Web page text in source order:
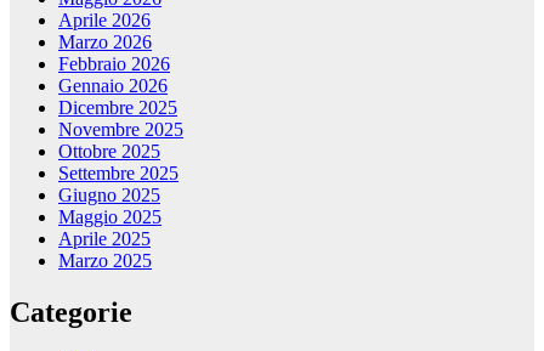
Aprile 2026
Marzo 2026
Febbraio 2026
Gennaio 2026
Dicembre 2025
Novembre 2025
Ottobre 2025
Settembre 2025
Giugno 2025
Maggio 2025
Aprile 2025
Marzo 2025
Categorie